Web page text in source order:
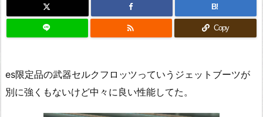
B!
 Copy
es限定品の武器セルクフロッツっていうジェットブーツが
別に強くもないけど中々に良い性能してた。